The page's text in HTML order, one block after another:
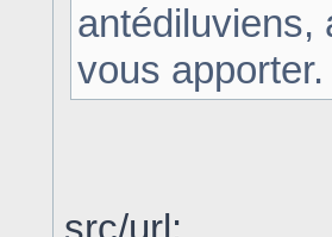
antédiluviens,
vous
src/url: